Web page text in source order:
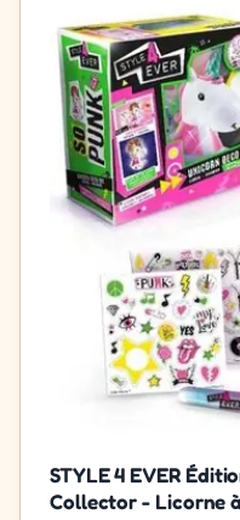
STYLE 4 EVER
Collector - Licorne